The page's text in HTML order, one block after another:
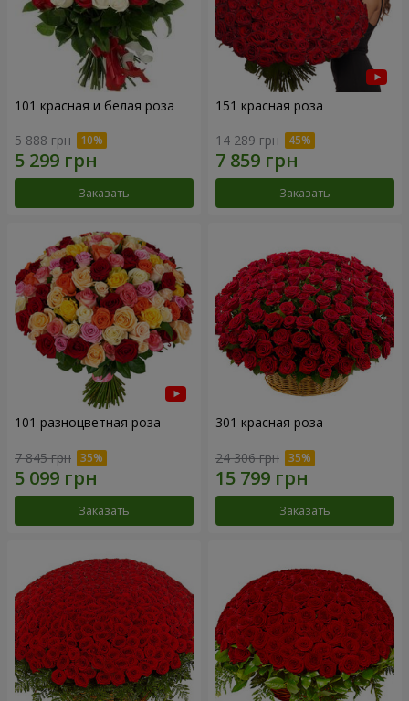
101 красная и белая роза
5 888 грн
Заказать
151 красная роза
14 289 грн
Заказать
101 разноцветная роза
7 845 грн
Заказать
301 красная роза
24 306 грн
Заказать